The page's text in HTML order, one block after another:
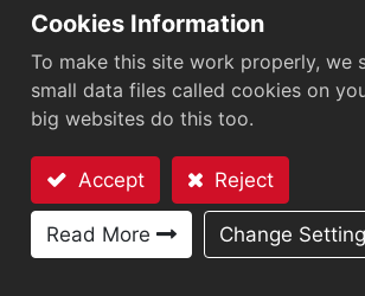
ARC認証
F H O Q
User Memory：0 bits
Cookies Information
To make this site work properly, we
small data files called cookies on
big websites do this too.
Accept Reject
Read More Change